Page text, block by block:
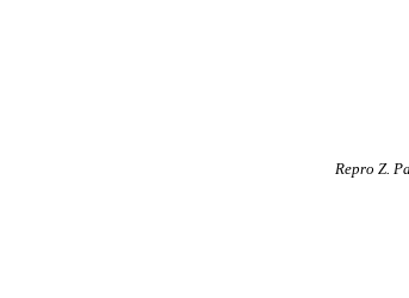
Repro Z.